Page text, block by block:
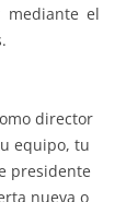
mediante el
director
equipo, tu
presidente
nueva o